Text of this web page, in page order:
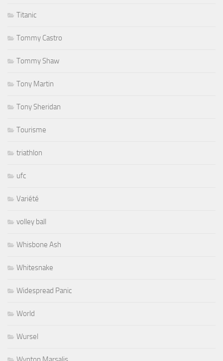
Titanic
Tommy Castro
Tommy Shaw
Tony Martin
Tony Sheridan
Tourisme
triathlon
ufc
Variété
volley ball
Whisbone Ash
Whitesnake
Widespread Panic
World
Wursel